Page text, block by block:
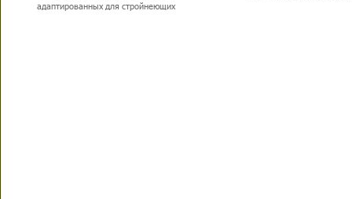
адаптированных для стройнеющих